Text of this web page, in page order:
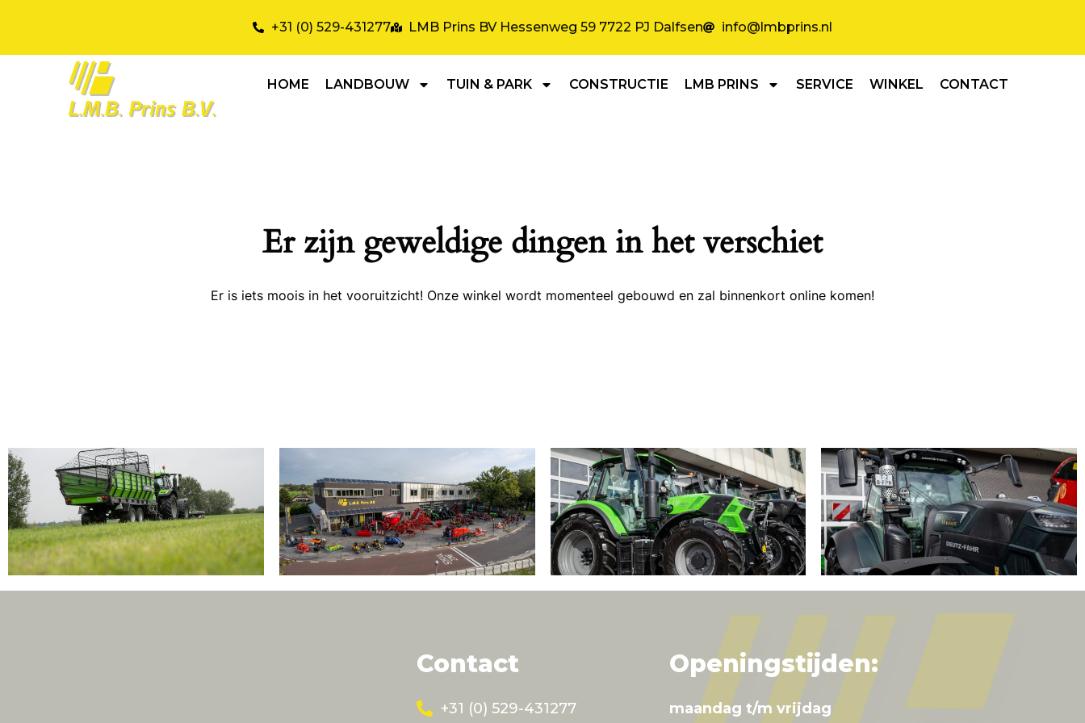
+31 (0) 529-431277 LMB Prins BV Hessenweg 59 7722 PJ Dalfsen info@lmbprins.nl
HOME LANDBOUW TUIN & PARK CONSTRUCTIE LMB PRINS SERVICE WINKEL CONTACT
Er zijn geweldige dingen in het verschiet
Er is iets moois in het vooruitzicht! Onze winkel wordt momenteel gebouwd en zal binnenkort online komen!
Contact
+31 (0) 529-431277
Openingstijden:
maandag t/m vrijdag